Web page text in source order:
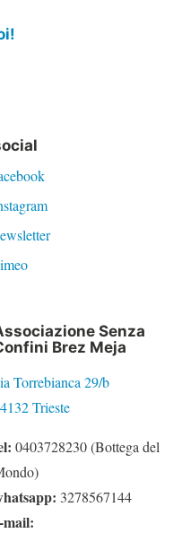
Senza
Brez Meja
Torrebianca 29/b
Trieste
0403728230 (Bottega del
3278567144
mail: